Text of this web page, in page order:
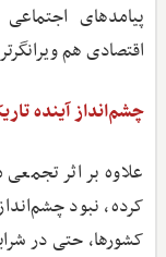
پیامدهای
اقتصادی هم
چشم‌انداز آینده
علاوه بر اثر
کرده، نبود
کشورها، حتی در